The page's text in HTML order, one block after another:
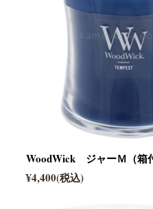
WoodWick ジャーＭ（箱
¥4,400(税込)